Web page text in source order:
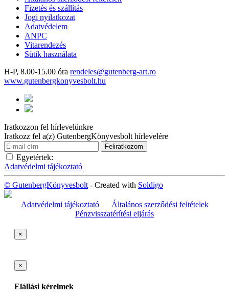
Fizetés és szállítás
Jogi nyilatkozat
Adatvédelem
ANPC
Vitarendezés
Sütik használata
H-P, 8.00-15.00 óra rendeles@gutenberg-art.ro
www.gutenbergkonyvesbolt.hu
Iratkozzon fel hírlevelünkre
Iratkozz fel a(z) GutenbergKönyvesbolt hírlevelére
Egyetértek:
Adatvédelmi tájékoztató
© GutenbergKönyvesbolt - Created with Soldigo
Adatvédelmi tájékoztató
Általános szerződési feltételek
Pénzvisszatérítési eljárás
×
×
Elállási kérelmek